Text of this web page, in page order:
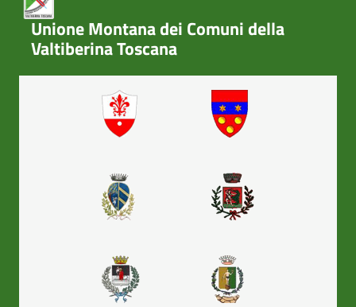
Unione Montana dei Comuni della
Valtiberina Toscana